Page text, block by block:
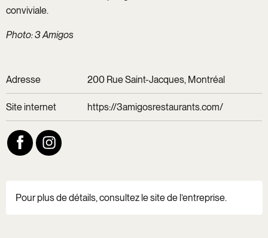
conviviale.
Photo: 3 Amigos
Adresse 200 Rue Saint-Jacques, Montréal
Site internet https://3amigosrestaurants.com/
Pour plus de détails, consultez le site de l’entreprise.